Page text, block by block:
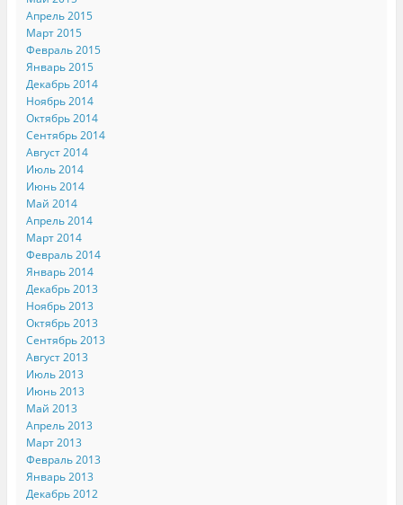
Апрель 2015
Март 2015
Февраль 2015
Январь 2015
Декабрь 2014
Ноябрь 2014
Октябрь 2014
Сентябрь 2014
Август 2014
Июль 2014
Июнь 2014
Май 2014
Апрель 2014
Март 2014
Февраль 2014
Январь 2014
Декабрь 2013
Ноябрь 2013
Октябрь 2013
Сентябрь 2013
Август 2013
Июль 2013
Июнь 2013
Май 2013
Апрель 2013
Март 2013
Февраль 2013
Январь 2013
Декабрь 2012